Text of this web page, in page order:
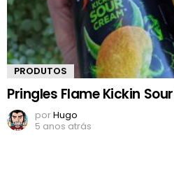
PRODUTOS
Pringles Flame Kickin
porHugo
5 anos atrás